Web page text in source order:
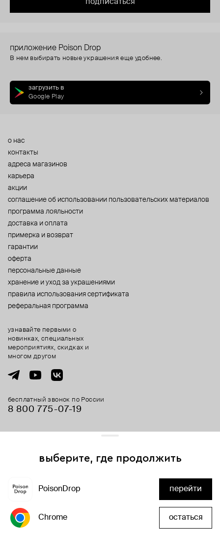
подписаться
приложение Poison Drop
В нем выбирать новые украшения еще удобнее.
загрузить в
Google Play
о нас
контакты
адреса магазинов
карьера
акции
cоглашение об использовании пользовательских материалов
программа лояльности
доставка и оплата
примерка и возврат
гарантии
оферта
персональные данные
хранение и уход за украшениями
правила использования сертификата
реферальная программа
бесплатный звонок по России
8 800 775⁠-07⁠-19
узнавайте первыми о
новинках, специальных
мероприятиях, скидках и
многом другом
выберите, где продолжить
PoisonDrop перейти
Chrome остаться
и сервисы аналитики. Продолжая его использование,
вы соглашаетесь с нашим